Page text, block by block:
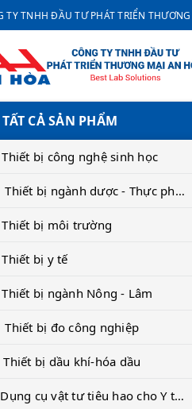
TY TNHH ĐẦU TƯ PHÁT TRIỂN
TẤT CẢ SẢN PHẨM
Thiết bị công nghệ sinh học
Thiết bị ngành dược - Thực phẩm
Thiết bị môi trường
Thiết bị y tế
Thiết bị ngành Nông - Lâm
Thiết bị đo công nghiệp
Thiết bị dầu khí-hóa dầu
Dụng cụ vật tư tiêu hao cho Y tế và Công nghệ sinh học